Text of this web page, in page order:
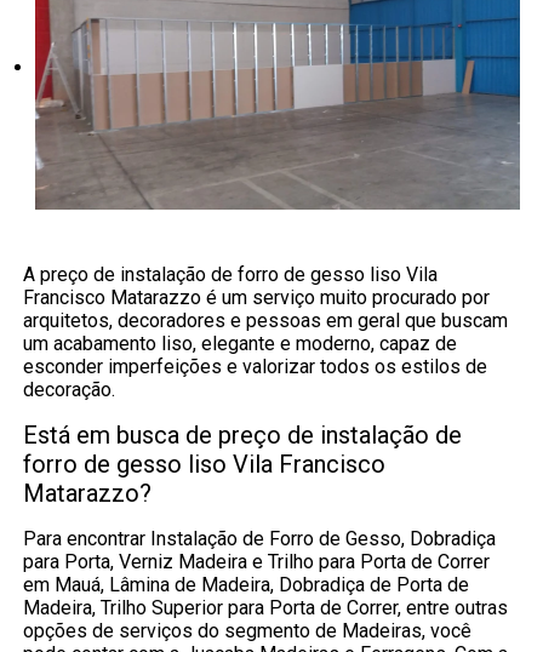
A preço de instalação de forro de gesso liso Vila
Francisco Matarazzo é um serviço muito procurado por
arquitetos, decoradores e pessoas em geral que buscam
um acabamento liso, elegante e moderno, capaz de
esconder imperfeições e valorizar todos os estilos de
decoração.
Está em busca de preço de instalação de
forro de gesso liso Vila Francisco
Matarazzo?
Para encontrar Instalação de Forro de Gesso, Dobradiça
para Porta, Verniz Madeira e Trilho para Porta de Correr
em Mauá, Lâmina de Madeira, Dobradiça de Porta de
Madeira, Trilho Superior para Porta de Correr, entre outras
opções de serviços do segmento de Madeiras, você